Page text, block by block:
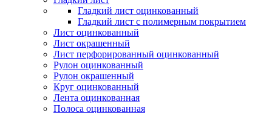
Гладкий лист оцинкованный
Гладкий лист с полимерным покрытием
Лист оцинкованный
Лист окрашенный
Лист перфорированный оцинкованный
Рулон оцинкованный
Рулон окрашенный
Круг оцинкованный
Лента оцинкованная
Полоса оцинкованная